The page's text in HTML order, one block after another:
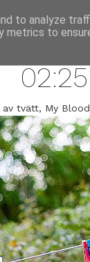
02:25
tvätt, My
to analyze
metrics to